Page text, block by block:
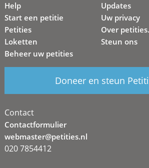
Help
Start een petitie
Petities
Loketten
Beheer uw petities
Updates
Uw privacy
Over
Steun ons
Doneer en steun
Contact
Contactformulier
webmaster@petities.nl
020 7854412